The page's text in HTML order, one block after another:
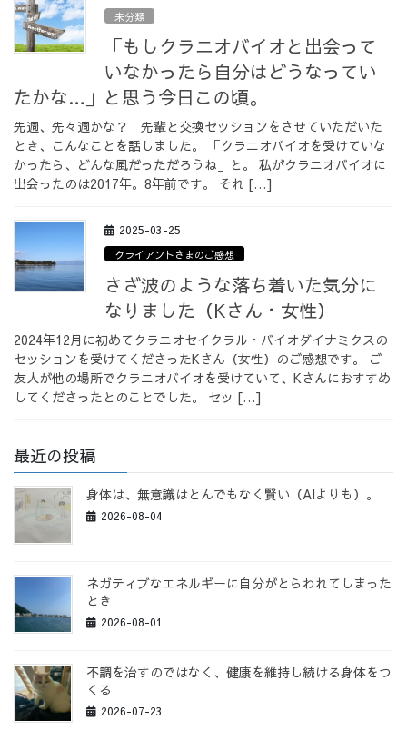
未分類
「もしクラニオバイオと出会って
いなかったら自分はどうなってい
たかな…」と思う今日この頃。
先週、先々週かな？ 先輩と交換セッションをさせていただいた
とき、こんなことを話しました。 「クラニオバイオを受けていな
かったら、どんな風だっただろうね」と。 私がクラニオバイオに
出会ったのは2017年。8年前です。 それ […]
2025-03-25
クライアントさまのご感想
さざ波のような落ち着いた気分に
なりました（Kさん・女性）
2024年12月に初めてクラニオセイクラル・バイオダイナミクスの
セッションを受けてくださったKさん（女性）のご感想です。 ご
友人が他の場所でクラニオバイオを受けていて、Kさんにおすすめ
してくださったとのことでした。 セッ […]
最近の投稿
身体は、無意識はとんでもなく賢い（AIよりも）。
2026-08-04
ネガティブなエネルギーに自分がとらわれてしまった
とき
2026-08-01
不調を治すのではなく、健康を維持し続ける身体をつ
くる
2026-07-23